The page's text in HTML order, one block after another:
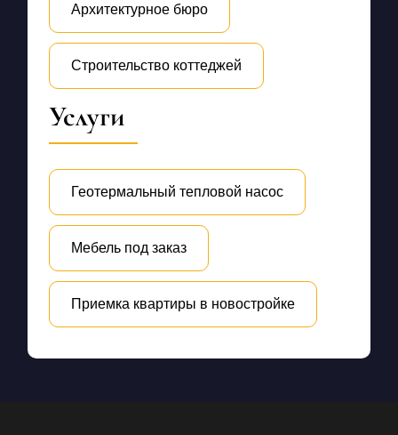
Архитектурное бюро
Строительство коттеджей
Услуги
Геотермальный тепловой насос
Мебель под заказ
Приемка квартиры в новостройке